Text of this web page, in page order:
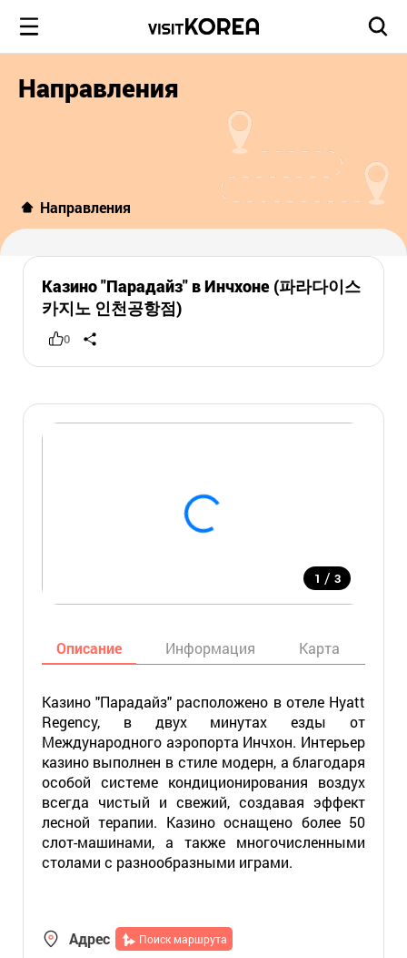
Направления
Направления
Казино "Парадайз" в Инчхоне (파라다이스
카지노 인천공항점)
0
1 / 3
Описание Информация Карта
Казино "Парадайз" расположено в отеле Hyatt
Regency, в двух минутах езды от
Международного аэропорта Инчхон. Интерьер
казино выполнен в стиле модерн, а благодаря
особой системе кондиционирования воздух
всегда чистый и свежий, создавая эффект
лесной терапии. Казино оснащено более 50
слот-машинами, а также многочисленными
столами с разнообразными играми.
Адрес Поиск маршрута